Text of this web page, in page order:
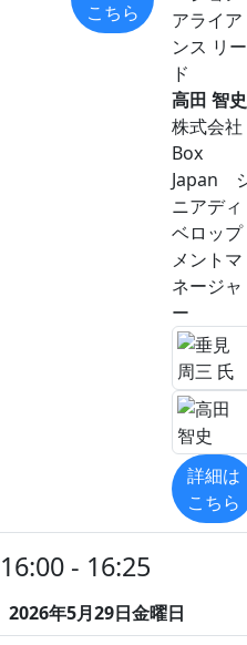
こちら
アライア
ンス リー
ド
高田 智史
株式会社
Box
Japan
ニアディ
ベロップ
メントマ
ネージャ
ー
詳細は
こちら
16:00 - 16:25
2026年5月29日金曜日